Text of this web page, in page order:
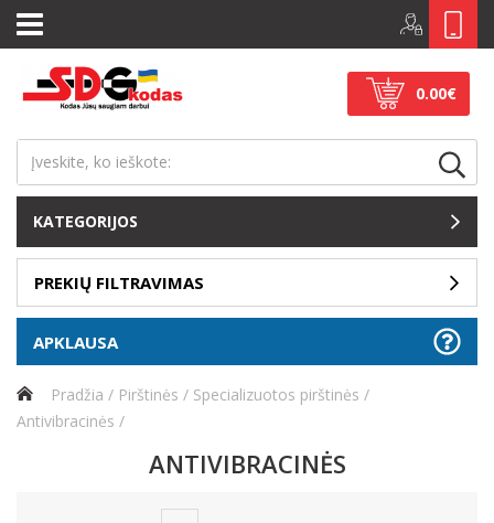
0.00€
KATEGORIJOS
PREKIŲ FILTRAVIMAS
APKLAUSA
Pradžia Pirštinės
Specializuotos pirštinės
Antivibracinės
ANTIVIBRACINĖS